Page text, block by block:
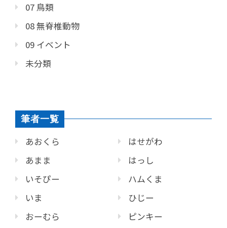
07 鳥類
08 無脊椎動物
09 イベント
未分類
筆者一覧
あおくら
あまま
いそぴー
いま
おーむら
はせがわ
はっし
ハムくま
ひじー
ピンキー